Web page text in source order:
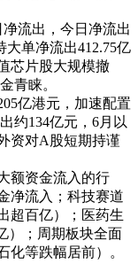
净流出，今日净流出
大单净流出412.75亿
芯片股大规模撤
青睐。
亿港元，加速配置
约134亿元，6月以
资对A股短期持谨
额资金流入的行
净流入；科技赛道
超百亿）；医药生
）；周期板块全面
化等跌幅居前）。